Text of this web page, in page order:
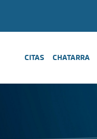
CITAS CHATARRA